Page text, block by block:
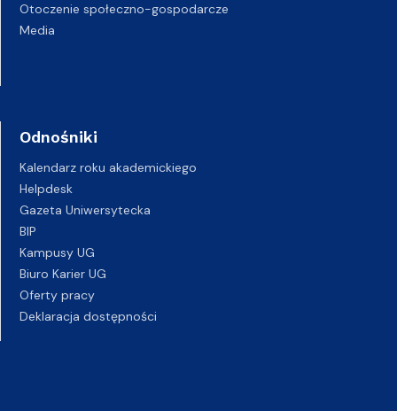
Otoczenie społeczno-gospodarcze
Media
Odnośniki
Kalendarz roku akademickiego
Helpdesk
Gazeta Uniwersytecka
BIP
Kampusy UG
Biuro Karier UG
Oferty pracy
Deklaracja dostępności